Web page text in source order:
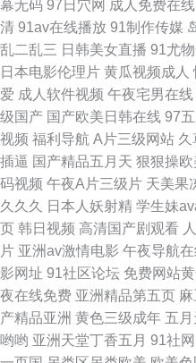
产视频第一页 三级区美女 五月天亚
花 91爱啪 超碰97资源网 福利社在
色区 91传媒免费网站 99在线视频福
a 亚洲国产
幕无码 97日穴网 成人免费在线
清 91av在线播放 91制作传媒
乱二乱三 日韩美女直播 91尤
日本电影伦理片 黄瓜视频成人
爱 成人软件视频 午夜宅男在线
级国产 国产欧美日韩在线 97
视频 福利导航 A片三级网站 久
插逼 国产精品五月天 狠狠操
码视频 午夜A片三级片 天美果
久久久
日本人妖射精 学生妹
页 韩日视频 高清国产剧观看
片 亚洲av激情电影 午夜导航
影网址 91社区论坛 免费网站
夜在线免费 亚洲精品第五页
产精品亚洲 黄色三级成年 五
哟哟 亚洲天堂丁香五月 91社网